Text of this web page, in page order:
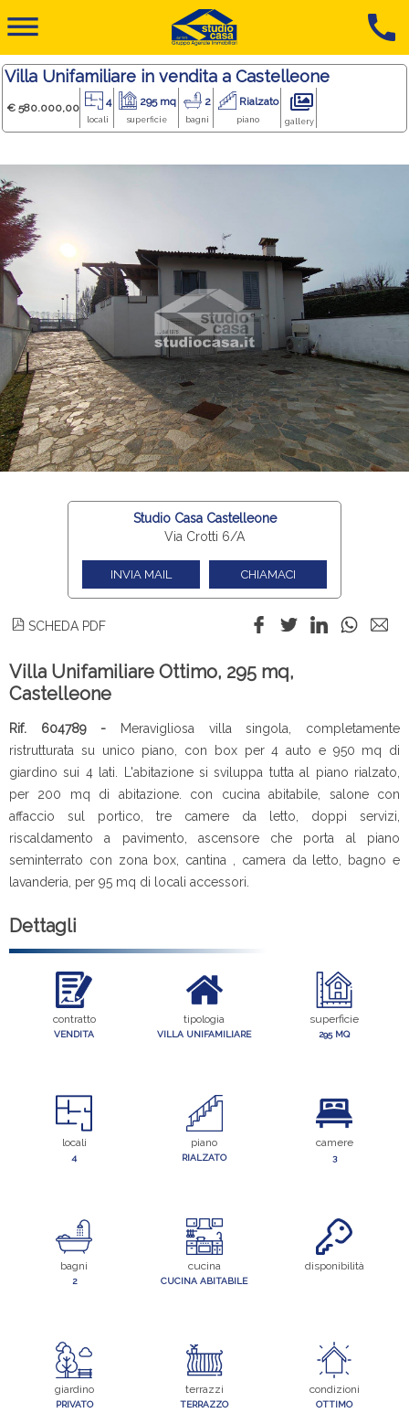
dehaze call
Villa Unifamiliare in vendita a Castelleone
€ 580.000,00 4
locali
295 mq
superficie
2
bagni
Rialzato
piano gallery
Studio Casa Castelleone
Via Crotti 6/A
INVIA MAIL CHIAMACI
SCHEDA PDF
Villa Unifamiliare Ottimo, 295 mq,
Castelleone
Rif. 604789 -
Meravigliosa villa singola, completamente
ristrutturata su unico piano, con box per 4 auto e 950 mq di
giardino sui 4 lati. L'abitazione si sviluppa tutta al piano rialzato,
per 200 mq di abitazione. con cucina abitabile, salone con
affaccio sul portico, tre camere da letto, doppi servizi,
riscaldamento a pavimento, ascensore che porta al piano
seminterrato con zona box, cantina , camera da letto, bagno e
lavanderia, per 95 mq di locali accessori.
Dettagli
contratto
VENDITA
tipologia
VILLA UNIFAMILIARE
superficie
295 MQ
locali
4
piano
RIALZATO
camere
3
bagni
2
cucina
CUCINA ABITABILE
disponibilità
giardino
PRIVATO
terrazzi
TERRAZZO
condizioni
OTTIMO